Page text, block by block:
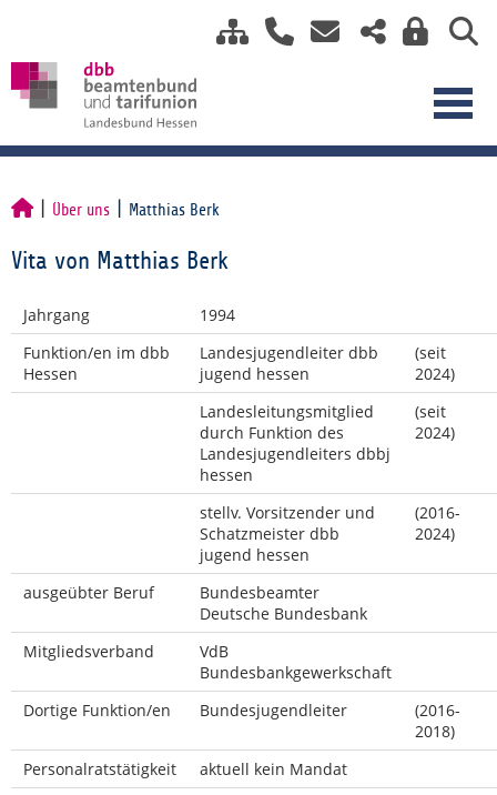
Über uns Matthias Berk
Vita von Matthias Berk
Jahrgang
1994
Funktion/en im dbb
Hessen
Landesjugendleiter dbb
jugend hessen
(seit
2024)
Landesleitungsmitglied
durch Funktion des
Landesjugendleiters dbbj
hessen
(seit
2024)
stellv. Vorsitzender und
Schatzmeister dbb
jugend hessen
(2016-
2024)
ausgeübter Beruf
Bundesbeamter
Deutsche Bundesbank
Mitgliedsverband
VdB
Bundesbankgewerkschaft
Dortige Funktion/en
Bundesjugendleiter
(2016-
2018)
Personalratstätigkeit
aktuell kein Mandat